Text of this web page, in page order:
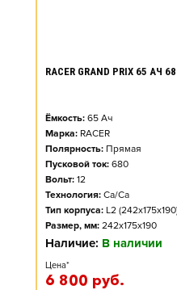
RACER GRAND PRIX 65 АЧ
Ёмкость: 65 Ач
Марка: RACER
Полярность: Прямая
Пусковой ток: 680
Вольт: 12
Технология: Ca/Ca
Тип корпуса: L2
Размер, мм: 242x175x190
Наличие: В наличии
Цена*
6 800 руб.